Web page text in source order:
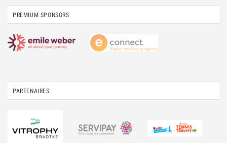
PREMIUM SPONSORS
PARTENAIRES